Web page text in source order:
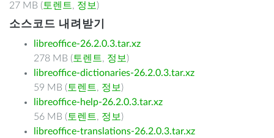
27 MB ( 토렌트, 정보 )
소스코드 내려받기
libreoffice-26.2.0.3.tar.xz
278 MB ( 토렌트, 정보 )
libreoffice-dictionaries-26.2.0.3.tar.xz
59 MB ( 토렌트, 정보 )
libreoffice-help-26.2.0.3.tar.xz
56 MB ( 토렌트, 정보 )
libreoffice-translations-26.2.0.3.tar.xz